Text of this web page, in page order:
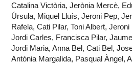
Catalina Victòria, Jerònia Mercè,
Úrsula, Miquel Lluís, Jeroni Pep,
Rafela, Cati Pilar, Toni Albert,
Jordi Carles, Francisca Pilar,
Jordi Maria, Anna Bel, Cati Bel,
Antònia Margalida, Pasqual Àngel,